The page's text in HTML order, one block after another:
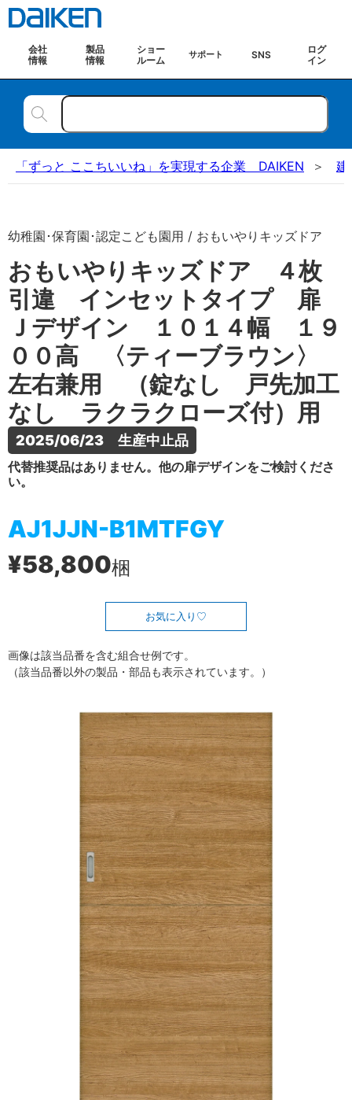
会社
情報
製品
情報
ショー
ルーム
サポート SNS
ログ
イン
「ずっと ここちいいね」を実現する企業 DAIKEN 建
幼稚園･保育園･認定こども園用 / おもいやりキッズドア
おもいやりキッズドア ４枚
引違 インセットタイプ 扉
Ｊデザイン １０１４幅 １９
００高 〈ティーブラウン〉
左右兼用 （錠なし 戸先加工
なし ラクラクローズ付）用
2025/06/23　生産中止品
代替推奨品はありません。他の扉デザインをご検討くださ
い。
AJ1JJN-B1MTFGY
¥58,800梱
お気に入り
画像は該当品番を含む組合せ例です。
（該当品番以外の製品・部品も表示されています。）